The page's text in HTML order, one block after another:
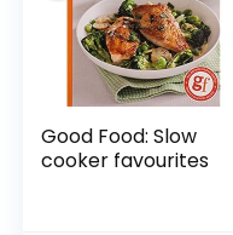
Good Food: Slow
cooker favourites